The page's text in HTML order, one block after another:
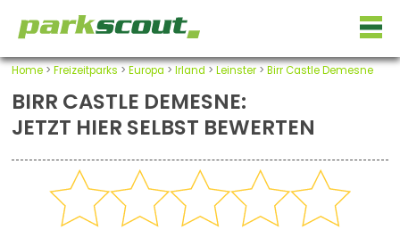
Home> Freizeitparks > Europa > Irland > Leinster> Birr Castle Demesne
BIRR CASTLE DEMESNE:
JETZT HIER SELBST BEWERTEN